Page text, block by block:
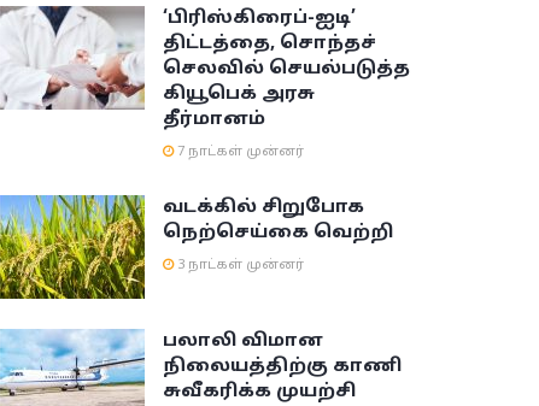
‘பிரிஸ்கிரைப்-ஐடி’
திட்டத்தை, சொந்தச்
செலவில் செயல்படுத்த
கியூபெக் அரசு
தீர்மானம்
7 நாட்கள் முன்னர்
வடக்கில் சிறுபோக
நெற்செய்கை வெற்றி
3 நாட்கள் முன்னர்
பலாலி விமான
நிலையத்திற்கு காணி
சுவீகரிக்க முயற்சி